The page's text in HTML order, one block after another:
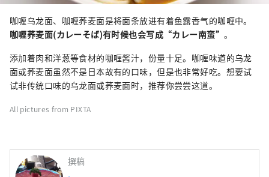
咖喱乌龙面、咖喱荞麦面是将面条放进有着鱼露香气的咖喱中。
咖喱荞麦面(カレーそば)有时候也会写成“カレー南蛮” 。
添加着肉和洋葱等食材的咖喱酱汁，份量十足。咖喱味道的乌龙
面或荞麦面虽然不是日本故有的口味，但是也非常好吃。想要试
试非传统口味的乌龙面或荞麦面时，推荐你尝尝这道。
All pictures from PIXTA
撰稿